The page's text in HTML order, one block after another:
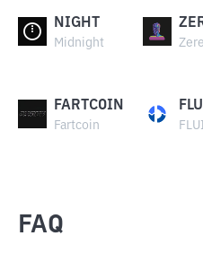
NIGHT
Midnight
FARTCOIN
Fartcoin
FAQ